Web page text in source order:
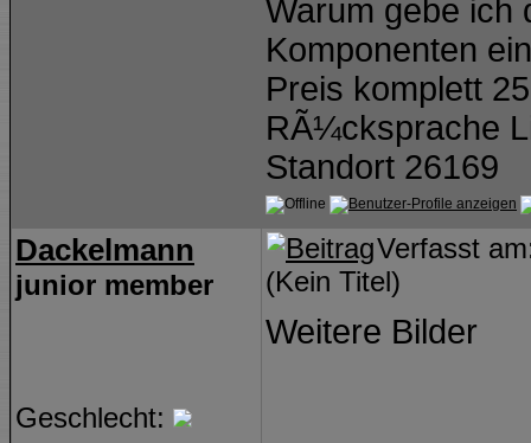
Warum gebe ich
Komponenten
Preis komplett
RÃ¼cksprache
Standort 26169
Dackelmann
junior member
Geschlecht:
Verfasst
(Kein Titel)
Weitere Bilder